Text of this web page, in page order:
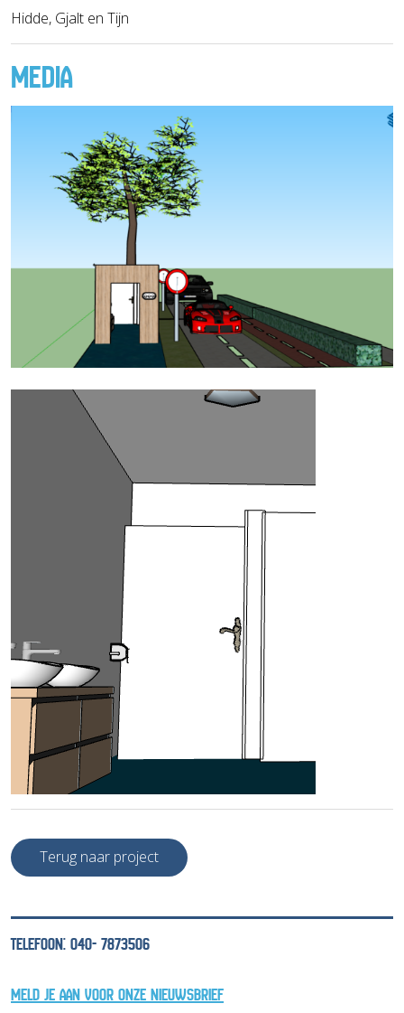
Hidde, Gjalt en Tijn
MEDIA
Terug naar project
TELEFOON: 040- 7873506
MELD JE AAN VOOR ONZE NIEUWSBRIEF